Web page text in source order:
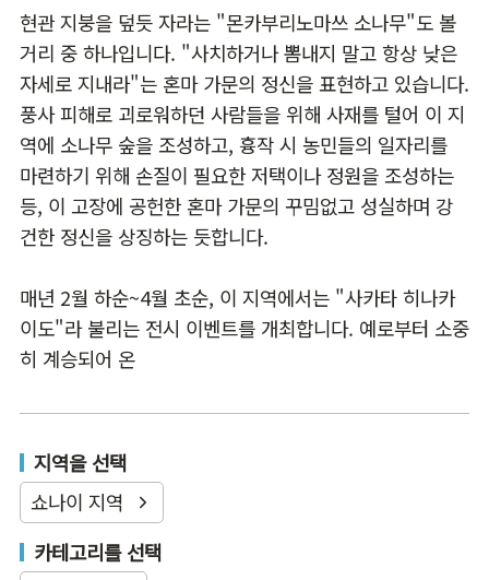
현관 지붕을 덮듯 자라는 "몬카부리노마쓰 소나무"도 볼
거리 중 하나입니다. "사치하거나 뽐내지 말고 항상 낮은
자세로 지내라"는 혼마 가문의 정신을 표현하고 있습니다.
풍사 피해로 괴로워하던 사람들을 위해 사재를 털어 이 지
역에 소나무 숲을 조성하고, 흉작 시 농민들의 일자리를
마련하기 위해 손질이 필요한 저택이나 정원을 조성하는
등, 이 고장에 공헌한 혼마 가문의 꾸밈없고 성실하며 강
건한 정신을 상징하는 듯합니다.
매년 2월 하순~4월 초순, 이 지역에서는 "사카타 히나카
이도"라 불리는 전시 이벤트를 개최합니다. 예로부터 소중
히 계승되어 온
지역을 선택
쇼나이 지역
카테고리를 선택